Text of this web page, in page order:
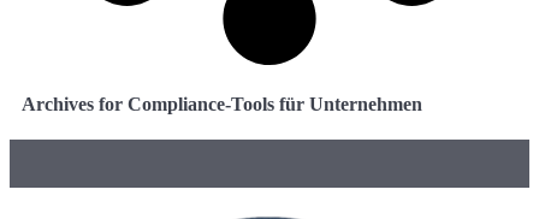
Archives for Compliance-Tools für Unternehmen